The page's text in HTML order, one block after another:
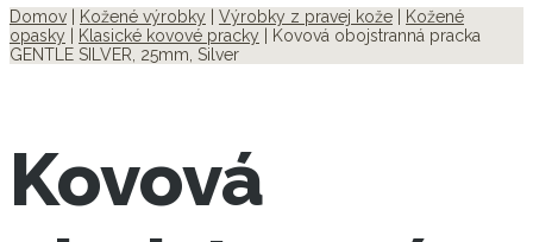
Domov
Kožené výrobky Výrobky z pravej kože
Kožené
opasky
Klasické kovové pracky | Kovová obojstranná pracka
GENTLE SILVER, 25mm, Silver
Kovová